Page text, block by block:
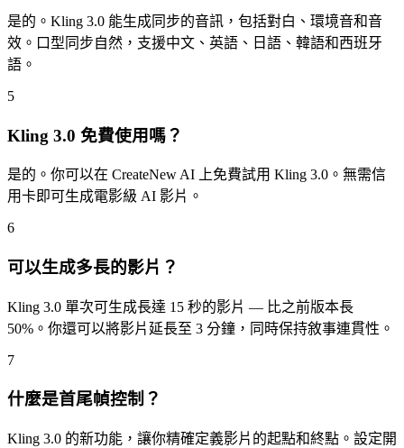
是的。Kling 3.0 能生成同步的音訊，包括對白、環境音和音
效。口型同步自然，支援中文、英語、日語、韓語和西班牙
語。
5
Kling 3.0 免費使用嗎？
是的。你可以在 CreateNew AI 上免費試用 Kling 3.0。無需信
用卡即可生成電影級 AI 影片。
6
可以生成多長的影片？
Kling 3.0 單次可生成長達 15 秒的影片 — 比之前版本長
50%。你還可以將影片延長至 3 分鐘，同時保持敘事連貫性。
7
什麼是首尾幀控制？
Kling 3.0 的新功能，讓你精確定義影片的起點和終點。設定開